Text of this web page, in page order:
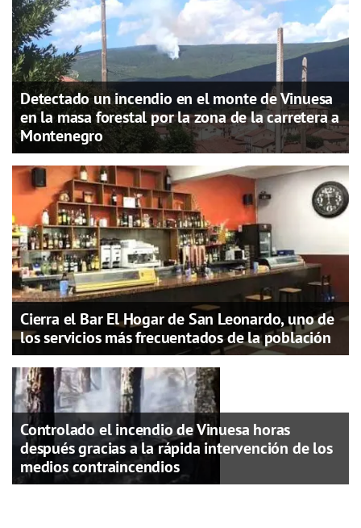
Detectado un incendio en el monte de Vinuesa
en la masa forestal por la zona de la carretera a
Montenegro
Cierra el Bar El Hogar de San Leonardo, uno de
los servicios más frecuentados de la población
Controlado el incendio de Vinuesa horas
después gracias a la rápida intervención de los
medios contraincendios